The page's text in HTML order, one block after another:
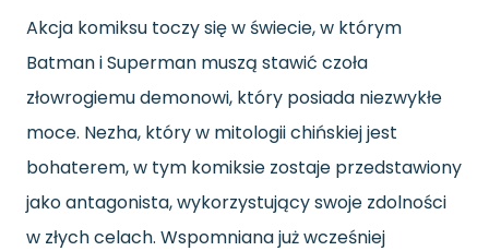
Akcja komiksu toczy się w świecie, w którym
Batman i Superman muszą stawić czoła
złowrogiemu demonowi, który posiada niezwykłe
moce. Nezha, który w mitologii chińskiej jest
bohaterem, w tym komiksie zostaje przedstawiony
jako antagonista, wykorzystujący swoje zdolności
w złych celach. Wspomniana już wcześniej